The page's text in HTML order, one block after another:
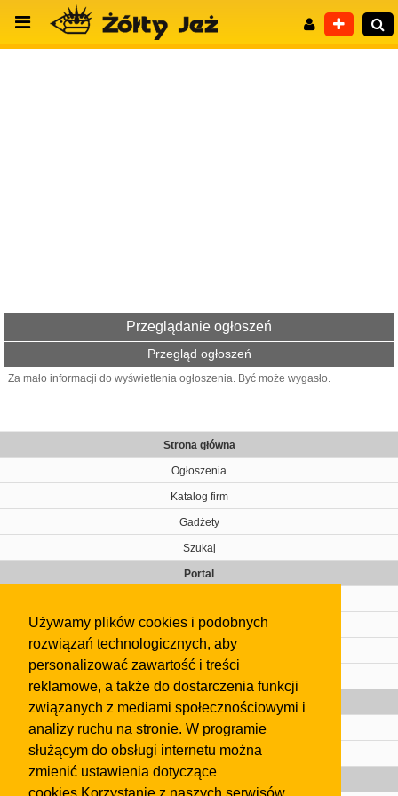
Używamy plików cookies i podobnych
rozwiązań technologicznych, aby
personalizować zawartość i treści
reklamowe, a także do dostarczenia funkcji
związanych z mediami społecznościowymi i
analizy ruchu na stronie. W programie
służącym do obsługi internetu można
zmienić ustawienia dotyczące
Przeglądanie ogłoszeń
Przegląd ogłoszeń
Za mało informacji do wyświetlenia ogłoszenia. Być może wygasło.
Strona główna
Ogłoszenia
Katalog firm
Gadżety
Szukaj
Portal
Kontakt
Regulamin
Gazeta
Olkusz
Kontakt
Strefa dla biznesu